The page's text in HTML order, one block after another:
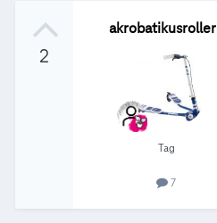
2
akrobatikusroller
Tag
7